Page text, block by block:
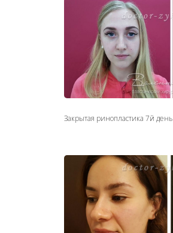
Закрытая ринопластика 7й день